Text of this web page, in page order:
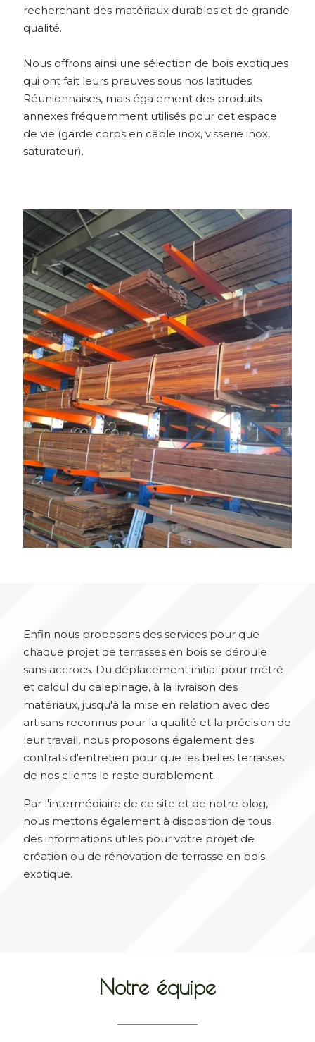
recherchant des matériaux durables et de grande
qualité.
Nous offrons ainsi une sélection de bois exotiques
qui ont fait leurs preuves sous nos latitudes
Réunionnaises, mais également des produits
annexes fréquemment utilisés pour cet espace
de vie (garde corps en câble inox, visserie inox,
saturateur).
Enfin nous proposons des services pour que
chaque projet de terrasses en bois se déroule
sans accrocs. Du déplacement initial pour métré
et calcul du calepinage, à la livraison des
matériaux, jusqu'à la mise en relation avec des
artisans reconnus pour la qualité et la précision de
leur travail, nous proposons également des
contrats d'entretien pour que les belles terrasses
de nos clients le reste durablement.
Par l'intermédiaire de ce site et de notre blog,
nous mettons également à disposition de tous
des informations utiles pour votre projet de
création ou de rénovation de terrasse en bois
exotique.
Notre équipe